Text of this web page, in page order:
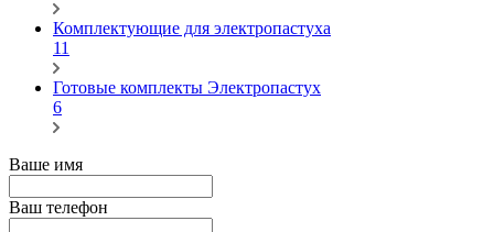
Комплектующие для электропастуха
11
Готовые комплекты Электропастух
6
Ваше имя
Ваш телефон